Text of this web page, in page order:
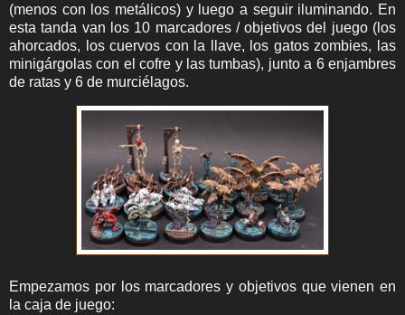
(menos con los metálicos) y luego a seguir iluminando. En
esta tanda van los 10 marcadores / objetivos del juego (los
ahorcados, los cuervos con la llave, los gatos zombies, las
minigárgolas con el cofre y las tumbas), junto a 6 enjambres
de ratas y 6 de murciélagos.
Empezamos por los marcadores y objetivos que vienen en
la caja de juego: